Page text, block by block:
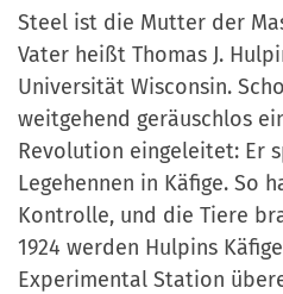
Steel ist die Mutter der
Vater heißt Thomas J.
Universität Wisconsin.
weitgehend geräuschlos
Revolution eingeleitet: Er
Legehennen in Käfige. So
Kontrolle, und die Tiere
1924 werden Hulpins
Experimental Station